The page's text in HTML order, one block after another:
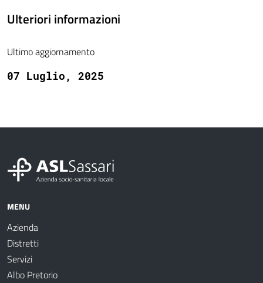
Ulteriori informazioni
Ultimo aggiornamento
07 Luglio, 2025
MENU
Azienda
Distretti
Servizi
Albo Pretorio